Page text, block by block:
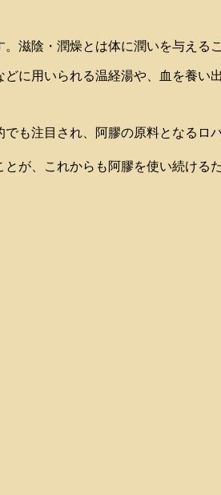
滋陰・潤燥とは体に潤いを与える
に用いられる温経湯や、血を養い
も注目され、阿膠の原料となる
が、これからも阿膠を使い続ける